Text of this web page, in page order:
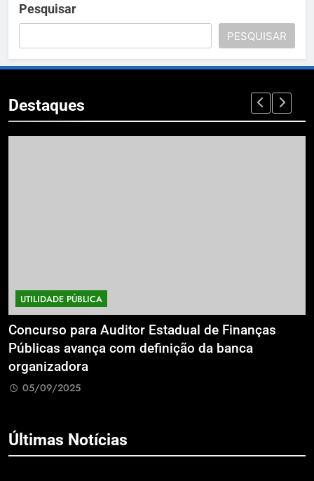
Pesquisar
PESQUISAR
Destaques
UTILIDADE PÚBLICA
Concurso para Auditor Estadual de Finanças
Públicas avança com definição da banca
organizadora
05/09/2025
Últimas Notícias